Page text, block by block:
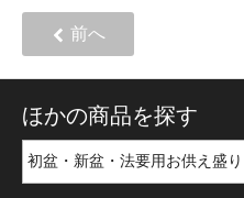
前へ
ほかの商品を探す